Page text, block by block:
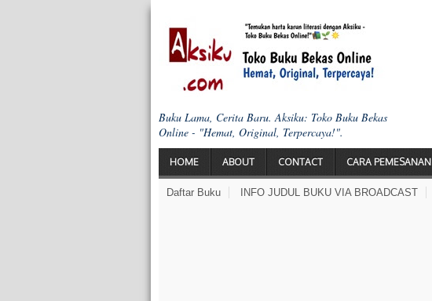
Buku Lama, Cerita Baru. Aksiku: Toko Buku Bekas
Online - "Hemat, Original, Terpercaya!".
HOME ABOUT CONTACT CARA PEMESANAN
Daftar Buku INFO JUDUL BUKU VIA BROADCAST